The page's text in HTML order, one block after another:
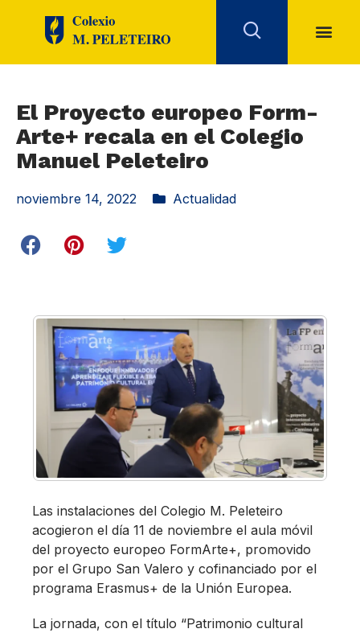
El Proyecto europeo Form-
Arte+ recala en el Colegio
Manuel Peleteiro
noviembre 14, 2022 Actualidad
Las instalaciones del Colegio M. Peleteiro
acogieron el día 11 de noviembre el aula móvil
del proyecto europeo FormArte+, promovido
por el Grupo San Valero y cofinanciado por el
programa Erasmus+ de la Unión Europea.
La jornada, con el título “Patrimonio cultural